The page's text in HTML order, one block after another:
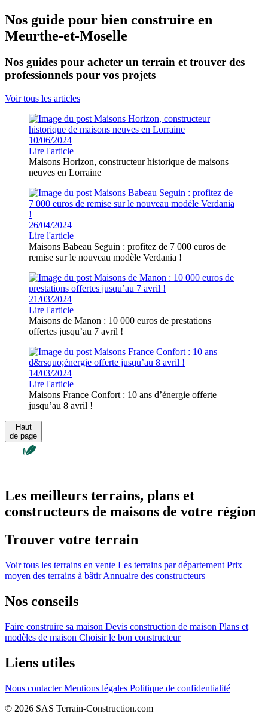
Nos guide pour bien construire en
Meurthe-et-Moselle
Nos guides pour acheter un terrain et trouver des
professionnels pour vos projets
Voir tous les articles
10/06/2024
Lire l'article
Maisons Horizon, constructeur historique de maisons
neuves en Lorraine
26/04/2024
Lire l'article
Maisons Babeau Seguin : profitez de 7 000 euros de
remise sur le nouveau modèle Verdania !
21/03/2024
Lire l'article
Maisons de Manon : 10 000 euros de prestations
offertes jusqu’au 7 avril !
14/03/2024
Lire l'article
Maisons France Confort : 10 ans d’énergie offerte
jusqu’au 8 avril !
Haut
de page
Les meilleurs terrains, plans et
constructeurs de maisons de votre région
Trouver votre terrain
Voir tous les terrains en vente Les terrains par département Prix
moyen des terrains à bâtirAnnuaire des constructeurs
Nos conseils
Faire construire sa maison Devis construction de maison Plans et
modèles de maison Choisir le bon constructeur
Liens utiles
Nous contacterMentions légales Politique de confidentialité
© 2026 SAS Terrain-Construction.com